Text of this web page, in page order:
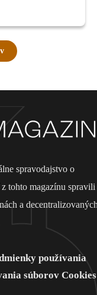
spravodajstvo o
tohto magazínu spravili
a
používania
súborov Cookies